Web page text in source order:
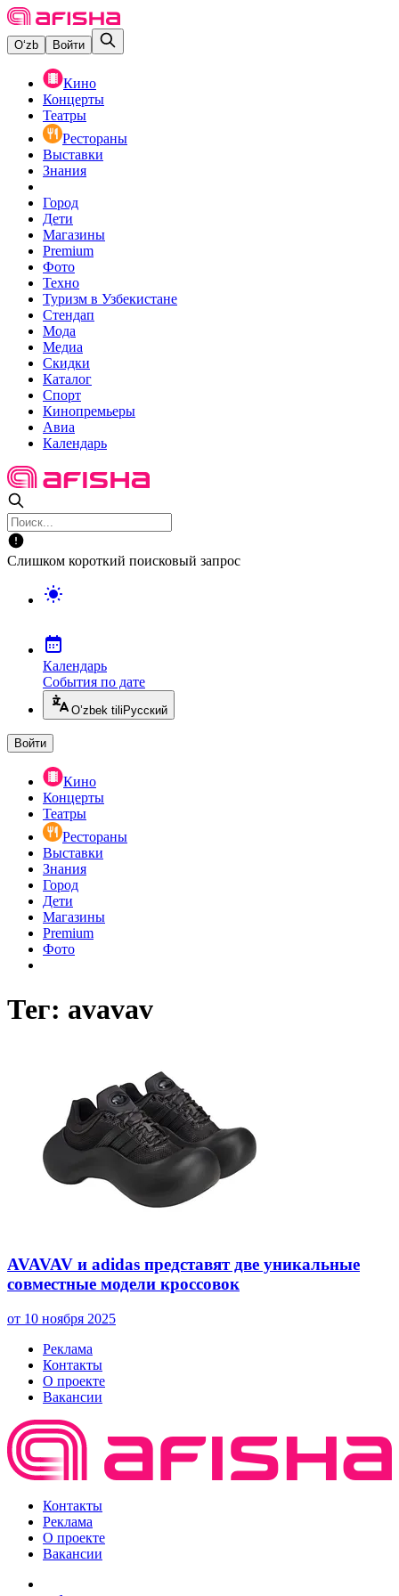
O‘zb Войти
Кино
Концерты
Театры
Рестораны
Выставки
Знания
Город
Дети
Магазины
Premium
Фото
Техно
Туризм в Узбекистане
Стендап
Мода
Медиа
Скидки
Каталог
Спорт
Кинопремьеры
Авиа
Календарь
Слишком короткий поисковый запрос
Календарь
События по дате
O’zbek tili Русский
Войти
Кино
Концерты
Театры
Рестораны
Выставки
Знания
Город
Дети
Магазины
Premium
Фото
Тег: avavav
AVAVAV и adidas представят две уникальные
совместные модели кроссовок
от 10 ноября 2025
Реклама
Контакты
О проекте
Вакансии
Контакты
Реклама
О проекте
Вакансии